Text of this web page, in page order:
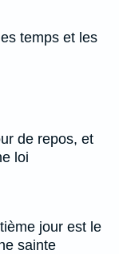
temps et les
de repos, et
loi
jour est le
sainte